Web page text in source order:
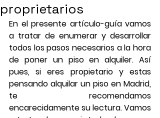
proprietarios
En el presente artículo-guía vamos
a tratar de enumerar y desarrollar
todos los pasos necesarios a la hora
de poner un piso en alquiler. Así
pues, si eres propietario y estas
pensando alquilar un piso en Madrid,
te recomendamos
encarecidamente su lectura. Vamos